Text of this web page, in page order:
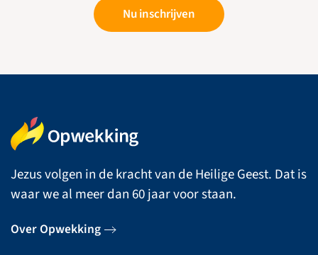
Nu inschrijven
Jezus volgen in de kracht van de Heilige Geest. Dat is
waar we al meer dan 60 jaar voor staan.
Over Opwekking